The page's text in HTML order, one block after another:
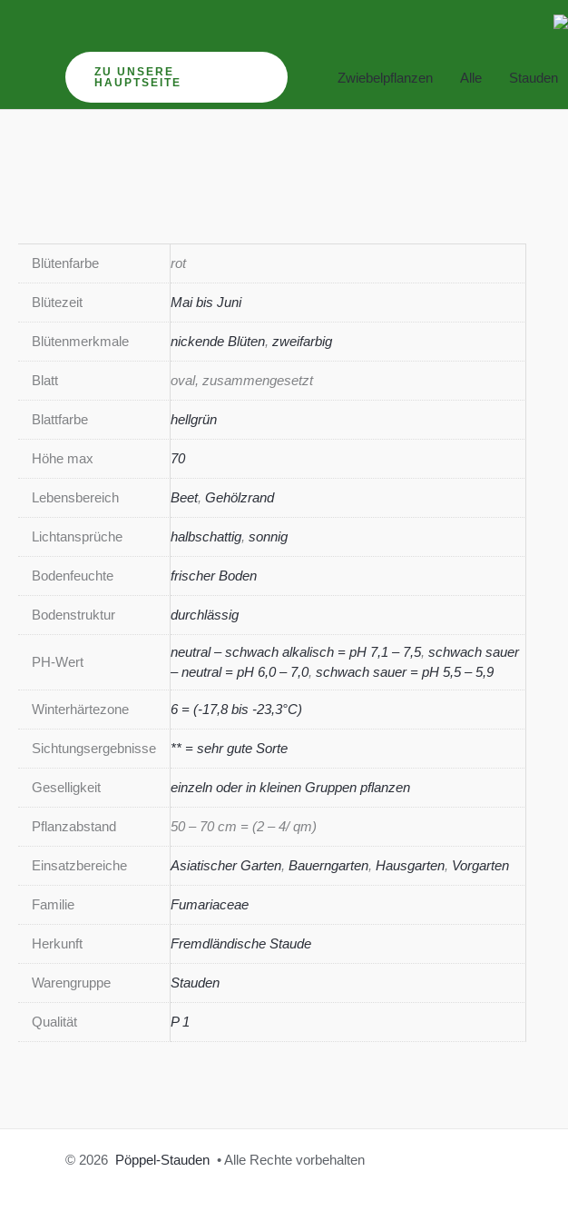
ZU UNSERE
HAUPTSEITE
Zwiebelpflanzen Alle Stauden
Blütenfarbe rot
Blütezeit Mai bis Juni
Blütenmerkmale nickende Blüten, zweifarbig
Blatt oval, zusammengesetzt
Blattfarbe hellgrün
Höhe max 70
Lebensbereich Beet, Gehölzrand
Lichtansprüche halbschattig, sonnig
Bodenfeuchte frischer Boden
Bodenstruktur durchlässig
PH-Wert
neutral – schwach alkalisch = pH 7,1 – 7,5, schwach sauer
– neutral = pH 6,0 – 7,0, schwach sauer = pH 5,5 – 5,9
Winterhärtezone 6 = (-17,8 bis -23,3°C)
Sichtungsergebnisse ** = sehr gute Sorte
Geselligkeit einzeln oder in kleinen Gruppen pflanzen
Pflanzabstand 50 – 70 cm = (2 – 4/ qm)
Einsatzbereiche Asiatischer Garten, Bauerngarten, Hausgarten, Vorgarten
Familie Fumariaceae
Herkunft Fremdländische Staude
Warengruppe Stauden
Qualität P 1
© 2026 Pöppel-Stauden • Alle Rechte vorbehalten